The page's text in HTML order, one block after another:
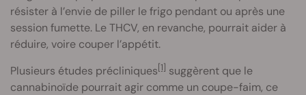
résister à l’envie de piller le frigo pendant ou après une
session fumette. Le THCV, en revanche, pourrait aider à
réduire, voire couper l’appétit.
Plusieurs études précliniques[1] suggèrent que le
cannabinoïde pourrait agir comme un coupe-faim, ce